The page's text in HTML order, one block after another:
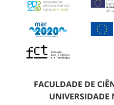
FACULDADE DE
UNIVERSIDADE